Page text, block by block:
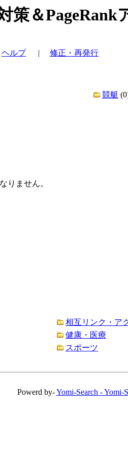
＆PageRank
ヘルプ| 修正・再発行
競艇
りません。
相互リンク・ア
健康・医療
スポーツ
Powerd by-Yomi-Search -Yomi-